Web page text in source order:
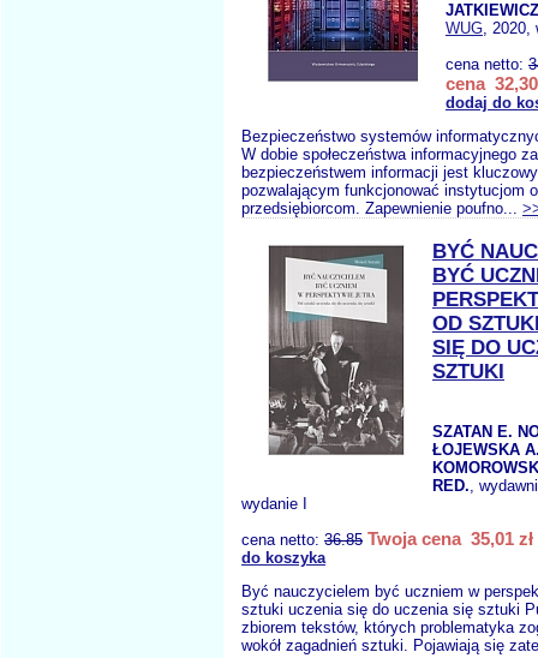
WUG, 2020,
cena netto:
cena 32,30
dodaj do
Bezpieczeństwo systemów
W dobie społeczeństwa informacyjnego
bezpieczeństwem informacji jest
pozwalającym funkcjonować instytucjom
przedsiębiorcom. Zapewnienie poufno...
BYĆ
BYĆ
OD
SIĘ DO
SZTUKI
SZATAN E.
ŁOJEWSKA
RED.,
wydanie I
cena netto: 36.85 Twoja cena 35,01 zł
do koszyka
Być nauczycielem być uczniem w
sztuki uczenia się do uczenia się sztuki
zbiorem tekstów, których problematyka
wokół zagadnień sztuki. Pojawiają się